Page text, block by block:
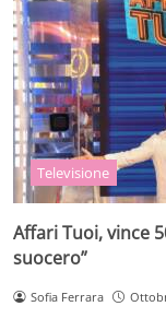
Televisione
Affari Tuoi, vince
suocero”
Sofia Ferrara